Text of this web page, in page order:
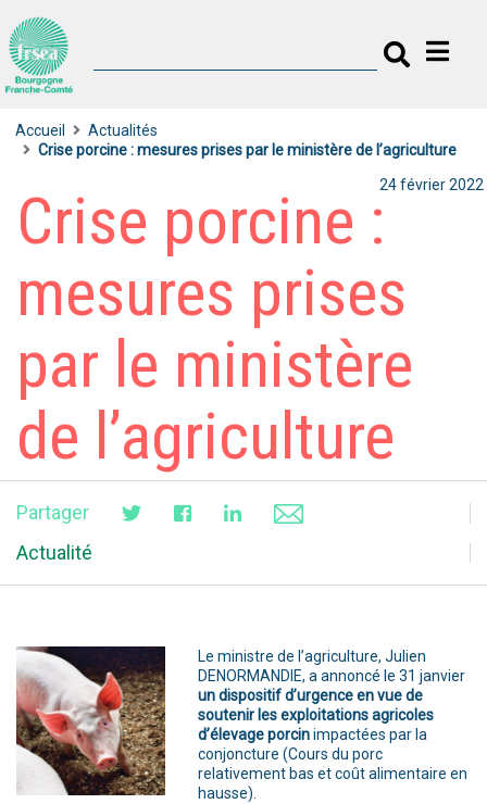
Accueil
Actualités
Crise porcine : mesures prises par le ministère de l’agriculture
Crise porcine :
mesures prises
par le ministère
de l’agriculture
24 février 2022
Partager
Actualité
Le ministre de l’agriculture, Julien
DENORMANDIE, a annoncé le 31 janvier
un dispositif d’urgence en vue de
soutenir les exploitations agricoles
d’élevage porcinimpactées par la
conjoncture (Cours du porc
relativement bas et coût alimentaire en
hausse).